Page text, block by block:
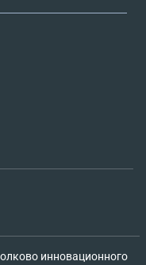
инновационного